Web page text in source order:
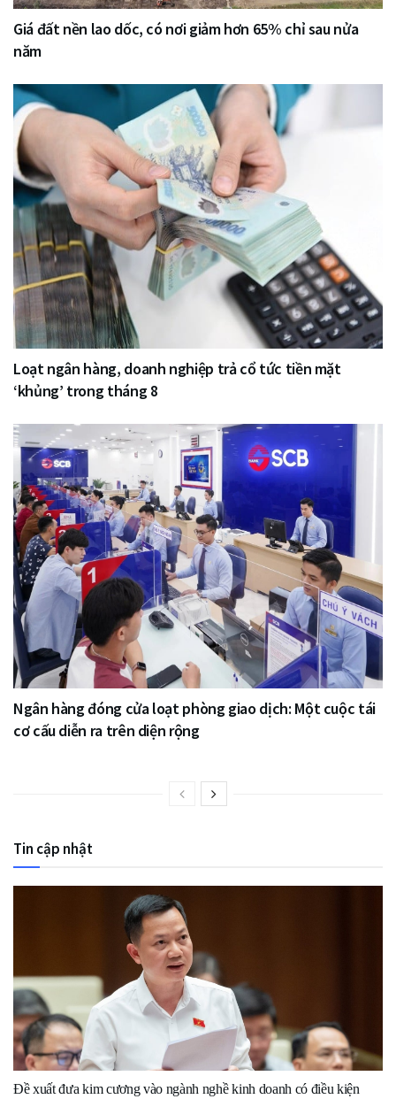
Giá đất nền lao dốc, có nơi giảm hơn 65% chỉ sau nửa
năm
Loạt ngân hàng, doanh nghiệp trả cổ tức tiền mặt
‘khủng’ trong tháng 8
Ngân hàng đóng cửa loạt phòng giao dịch: Một cuộc tái
cơ cấu diễn ra trên diện rộng
Tin cập nhật
Đề xuất đưa kim cương vào ngành nghề kinh doanh có điều kiện